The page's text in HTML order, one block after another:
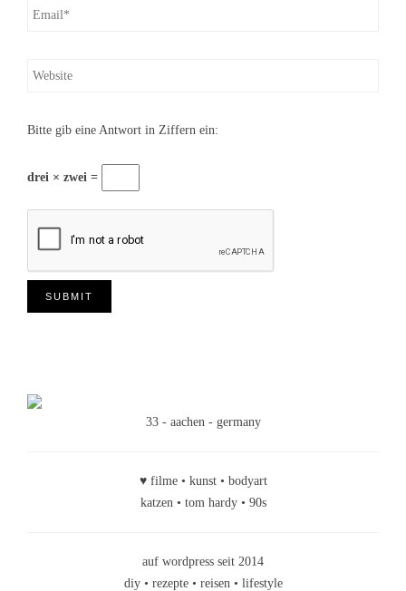
Bitte gib eine Antwort in Ziffern ein:
drei × zwei =
33 - aachen - germany
♥ filme • kunst • bodyart
katzen • tom hardy • 90s
auf wordpress seit 2014
diy • rezepte • reisen • lifestyle